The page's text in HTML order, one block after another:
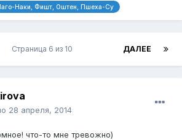
Наки, Фишт, Оштен, Пшеха-Су
ДАЛЕЕ
Страница 6 из 10
28 апреля, 2014
что-то мне тревожно)